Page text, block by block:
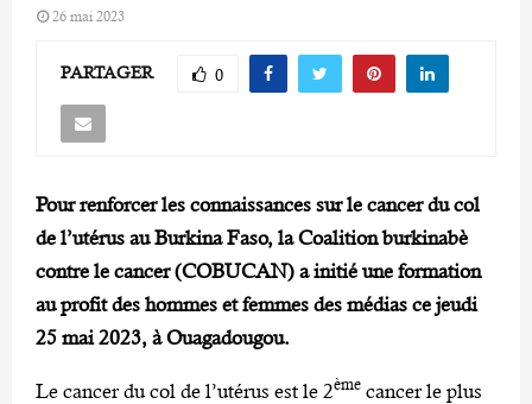
26 mai 2023
PARTAGER 0
Pour renforcer les connaissances sur le cancer du col
de l’utérus au Burkina Faso, la Coalition burkinabè
contre le cancer (COBUCAN) a initié une formation
au profit des hommes et femmes des médias ce jeudi
25 mai 2023, à Ouagadougou.
Le cancer du col de l’utérus est le 2ème cancer le plus